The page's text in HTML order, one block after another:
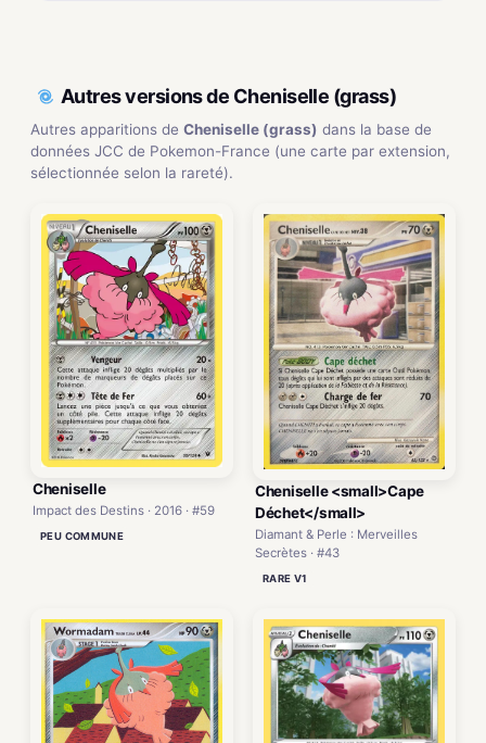
Autres versions de Cheniselle (grass)
Autres apparitions de Cheniselle (grass) dans la base de
données JCC de Pokemon-France (une carte par extension,
sélectionnée selon la rareté).
Cheniselle
Impact des Destins · 2016 · #59
PEU COMMUNE
Cheniselle <small>Cape
Déchet</small>
Diamant & Perle : Merveilles
Secrètes · #43
RARE V1